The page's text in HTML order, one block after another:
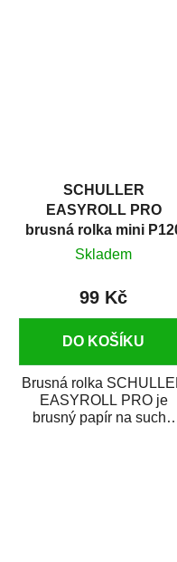
SCHULLER
EASYROLL PRO
brusná rolka mini
Skladem
99 Kč
DO KOŠÍKU
Brusná rolka
EASYROLL PRO je
brusný papír na suché